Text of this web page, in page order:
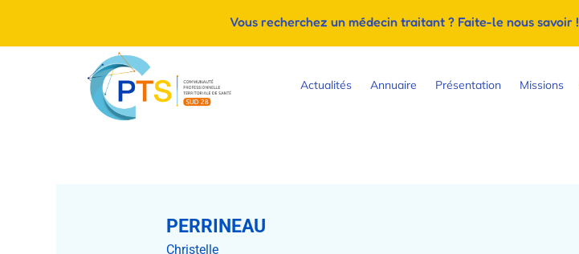
Vous recherchez un médecin traitant ? Faite-le nous savoir !
Actualités Annuaire Présentation Missions
PERRINEAU
Christelle